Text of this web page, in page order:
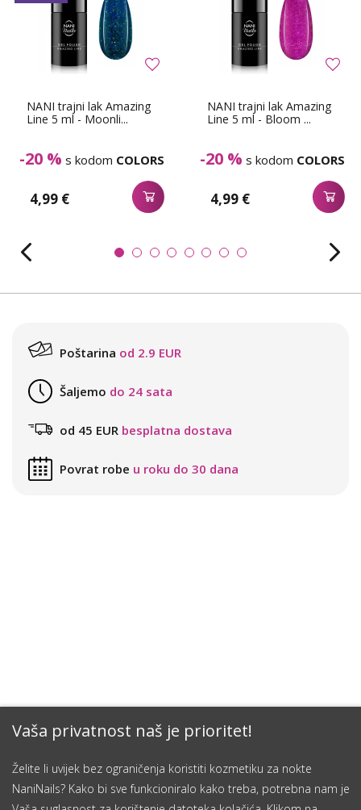
Vaša privatnost naš je prioritet!
Želite li uvijek bez ograničenja koristiti kozmetiku za nokte
NaniNails? Kako bi sve funkcioniralo kako treba, potrebna nam je
NANI trajni lak Amazing
Line 5 ml - Moonli...
-20 % s kodom COLORS
4,99 €
NANI trajni lak Amazing
Line 5 ml - Bloom ...
-20 % s kodom COLORS
4,99 €
Poštarina od 2.9 EUR
Šaljemo do 24 sata
od 45 EUR besplatna dostava
Povrat robe u roku do 30 dana